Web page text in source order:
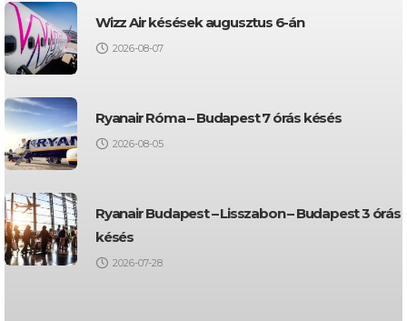
Wizz Air késések augusztus 6-án
2026-08-07
Ryanair Róma – Budapest 7 órás késés
2026-08-05
Ryanair Budapest – Lisszabon – Budapest 3 órás
késés
2026-07-28